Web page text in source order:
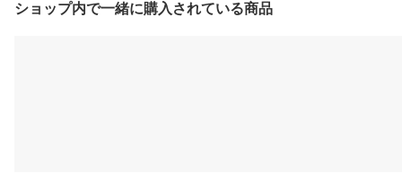
ショップ内で一緒に購入されている商品